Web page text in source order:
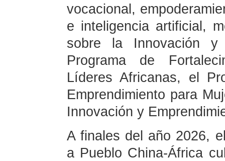
vocacional,
e inteligencia artificial,
sobre la Innovación y
Programa de
Líderes Africanas, el
Emprendimiento para
Innovación y
A finales del año 2026,
a Pueblo China-África